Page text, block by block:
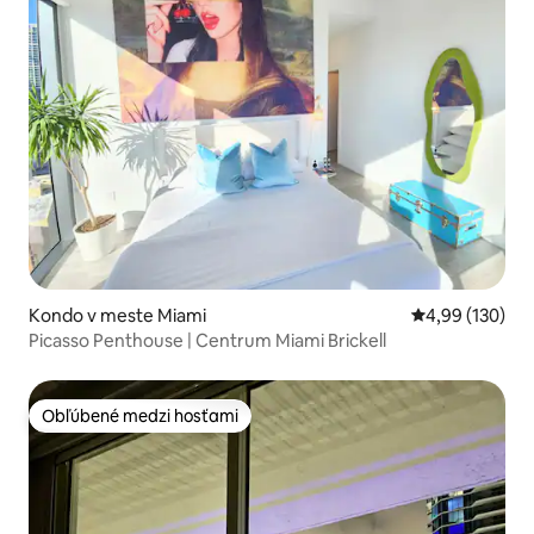
Kondo v meste Miami Priemerné
4,99 (130)
Picasso Penthouse | Centrum Miami Brickell
Obľúbené medzi hosťami
Obľúbené medzi hosťami